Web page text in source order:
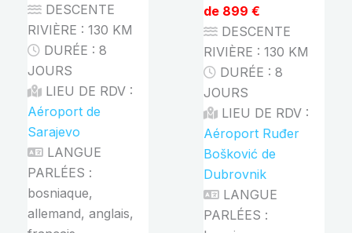
DESCENTE
RIVIÈRE : 130 KM
DURÉE : 8
JOURS
LIEU DE RDV :
Aéroport de
Sarajevo
LANGUE
PARLÉES :
bosniaque,
allemand, anglais,
de 899 €
DESCENTE
RIVIÈRE : 130 KM
DURÉE : 8
JOURS
LIEU DE RDV :
Aéroport Ruđer
Bošković de
Dubrovnik
LANGUE
PARLÉES :